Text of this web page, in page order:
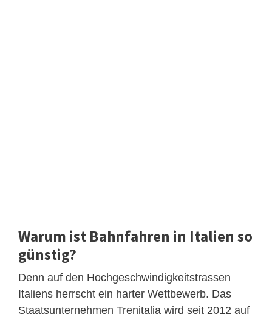
Warum ist Bahnfahren in Italien so
günstig?
Denn auf den Hochgeschwindigkeitstrassen
Italiens herrscht ein harter Wettbewerb. Das
Staatsunternehmen Trenitalia wird seit 2012 auf